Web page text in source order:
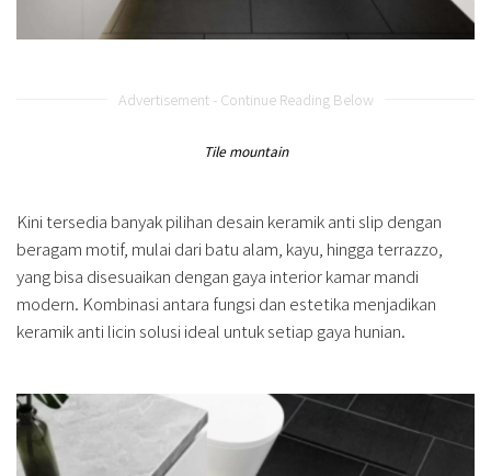
Advertisement - Continue Reading Below
Tile mountain
Kini tersedia banyak pilihan desain keramik anti slip dengan
beragam motif, mulai dari batu alam, kayu, hingga terrazzo,
yang bisa disesuaikan dengan gaya interior kamar mandi
modern. Kombinasi antara fungsi dan estetika menjadikan
keramik anti licin solusi ideal untuk setiap gaya hunian.